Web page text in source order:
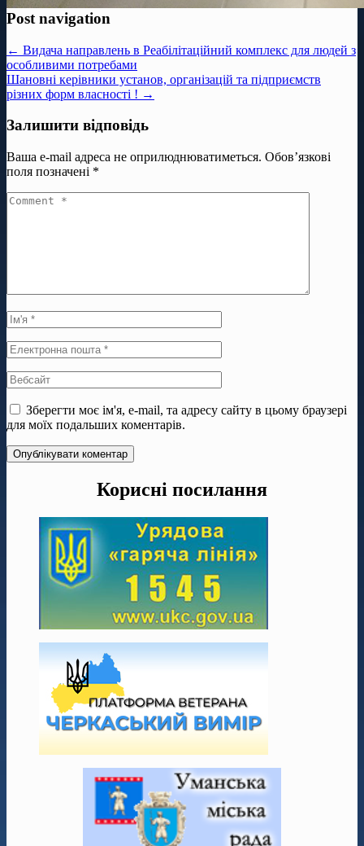
Post navigation
← Видача направлень в Реабілітаційний комплекс для людей з
особливими потребами
Шановні керівники установ, організацій та підприємств
різних форм власності ! →
Залишити відповідь
Ваша e-mail адреса не оприлюднюватиметься. Обов’язкові
поля позначені *
Зберегти моє ім'я, e-mail, та адресу сайту в цьому браузері
для моїх подальших коментарів.
Корисні посилання